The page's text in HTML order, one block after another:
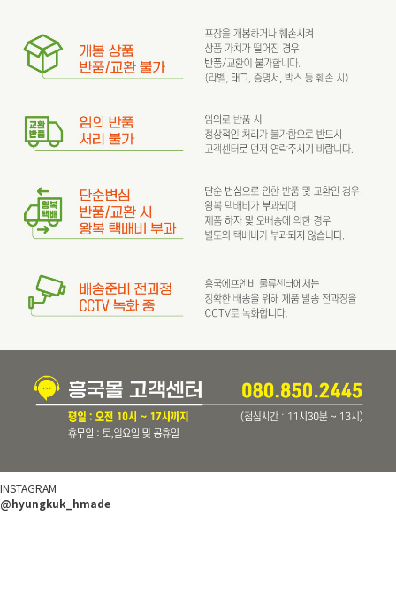
INSTAGRAM
@hyungkuk_hmade